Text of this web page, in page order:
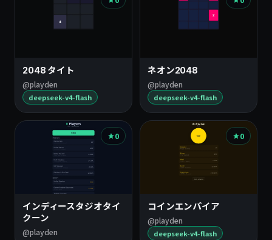
ピ
ッ
ク
の
2048 タイト
@playden
deepseek-v4-flash
ネオン2048
@playden
deepseek-v4-flash
0
インディースタジオタイ
クーン
@playden
0
コインエンパイア
@playden
deepseek-v4-flash